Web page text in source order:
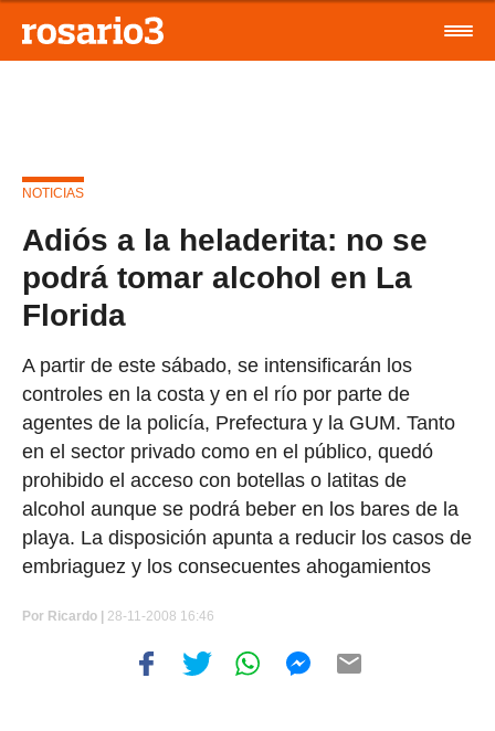
NOTICIAS
Adiós a la heladerita: no se
podrá tomar alcohol en La
Florida
A partir de este sábado, se intensificarán los
controles en la costa y en el río por parte de
agentes de la policía, Prefectura y la GUM. Tanto
en el sector privado como en el público, quedó
prohibido el acceso con botellas o latitas de
alcohol aunque se podrá beber en los bares de la
playa. La disposición apunta a reducir los casos de
embriaguez y los consecuentes ahogamientos
Por Ricardo | 28-11-2008 16:46